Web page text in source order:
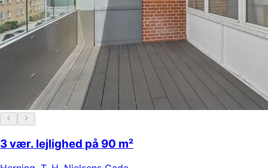
3 vær. lejlighed på 90 m²